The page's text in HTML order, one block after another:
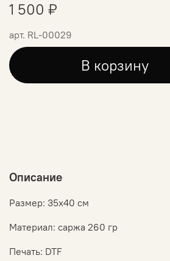
арт. RL-00029
1 500 ₽
В корзину
Описание
Размер: 35х40 см
Материал: саржа 260 гр
Печать: DTF